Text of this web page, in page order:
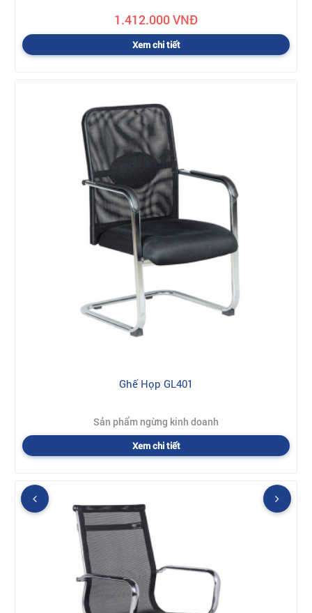
1.412.000 VNĐ
Xem chi tiết
Ghế Họp GL401
Sản phẩm ngừng kinh doanh
Xem chi tiết